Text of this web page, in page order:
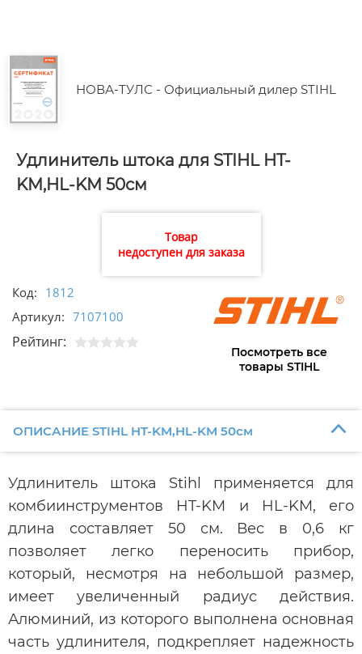
НОВА-ТУЛС - Официальный дилер STIHL
Удлинитель штока для STIHL HT-
KM,HL-KM 50см
Товар
недоступен для заказа
Код: 1812
Артикул: 7107100
Рейтинг:
Посмотреть все
товары STIHL
ОПИСАНИЕ STIHL HT-KM,HL-KM 50см
Удлинитель штока Stihl применяется для
комбиинструментов HT-KM и HL-KM, его
длина составляет 50 см. Вес в 0,6 кг
позволяет легко переносить прибор,
который, несмотря на небольшой размер,
имеет увеличенный радиус действия.
Алюминий, из которого выполнена основная
часть удлинителя, подкрепляет надежность